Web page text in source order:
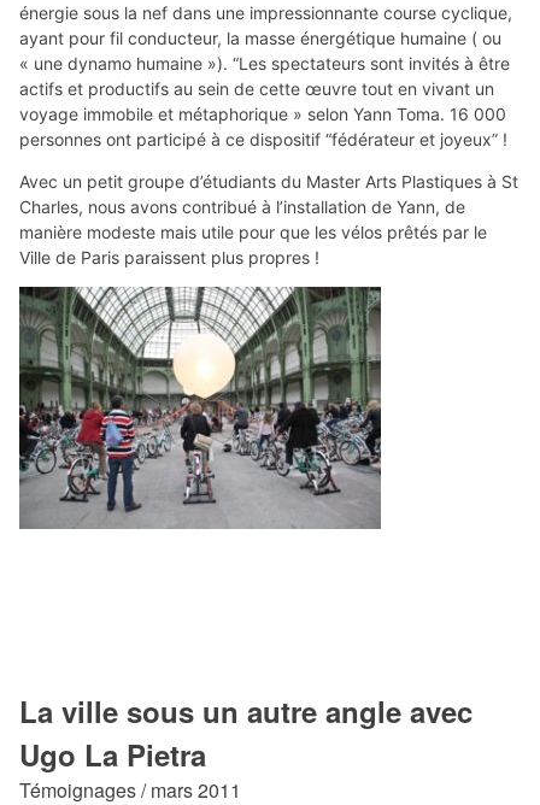
énergie sous la nef dans une impressionnante course cyclique,
ayant pour fil conducteur, la masse énergétique humaine ( ou
« une dynamo humaine »). “Les spectateurs sont invités à être
actifs et productifs au sein de cette œuvre tout en vivant un
voyage immobile et métaphorique » selon Yann Toma. 16 000
personnes ont participé à ce dispositif “fédérateur et joyeux” !
Avec un petit groupe d’étudiants du Master Arts Plastiques à St
Charles, nous avons contribué à l’installation de Yann, de
manière modeste mais utile pour que les vélos prêtés par le
Ville de Paris paraissent plus propres !
La ville sous un autre angle avec
Ugo La Pietra
Témoignages / mars 2011